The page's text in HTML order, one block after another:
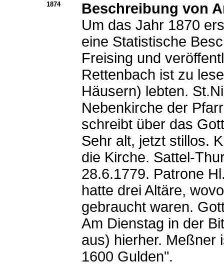
1874
Beschreibung von
Um das Jahr 1870
eine Statistische
Freising und
Rettenbach ist zu
Häusern) lebten.
Nebenkirche der
schreibt über das
Sehr alt, jetzt stillos.
die Kirche. Sattel-
28.6.1779. Patrone
hatte drei Altäre,
gebraucht waren.
Am Dienstag in der
aus) hierher. Meßner
1600 Gulden".